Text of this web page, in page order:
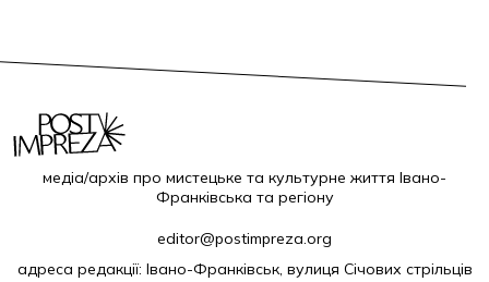
медіа/архів про мистецьке та культурне життя Івано-
Франківська та регіону
editor@postimpreza.org
адреса редакції: Івано-Франківськ, вулиця Січових стрільців